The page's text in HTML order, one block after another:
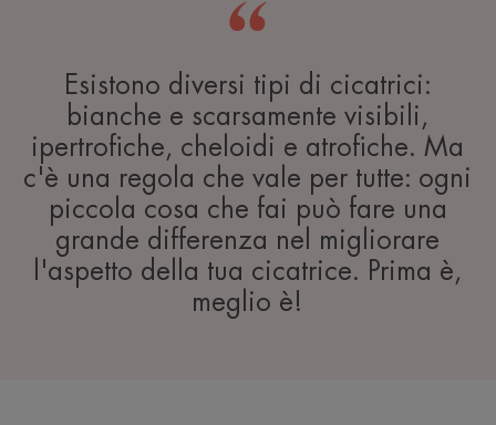
Esistono diversi tipi di cicatrici:
bianche e scarsamente visibili,
ipertrofiche, cheloidi e atrofiche. Ma
c'è una regola che vale per tutte: ogni
piccola cosa che fai può fare una
grande differenza nel migliorare
l'aspetto della tua cicatrice. Prima è,
meglio è!